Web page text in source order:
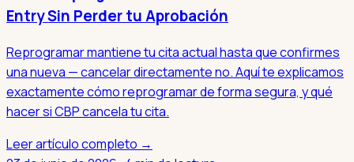
Entry Sin Perder tu Aprobación
Reprogramar mantiene tu cita actual hasta que confirmes
una nueva — cancelar directamente no. Aquí te explicamos
exactamente cómo reprogramar de forma segura, y qué
hacer si CBP cancela tu cita.
Leer artículo completo →